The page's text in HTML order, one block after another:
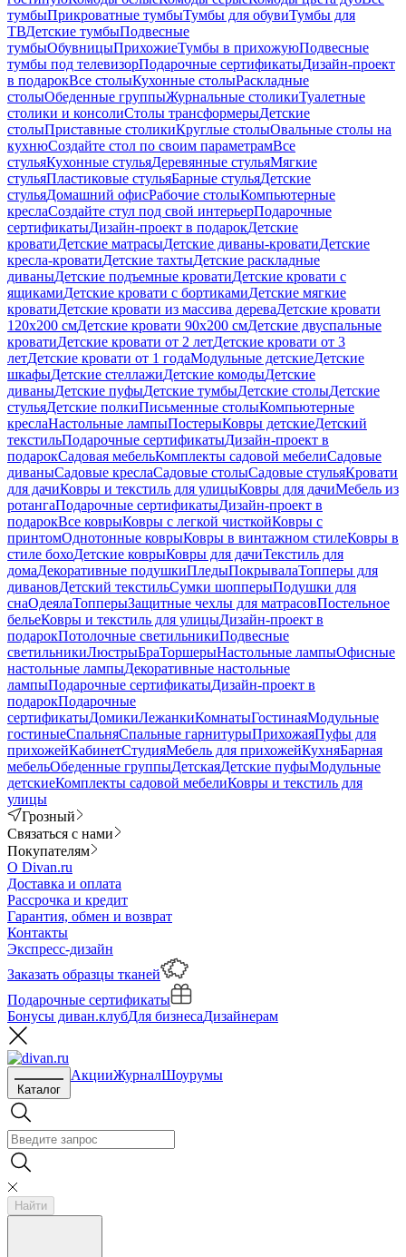
тумбыПрикроватные тумбыТумбы для обувиТумбы для
ТВДетские тумбыПодвесные
тумбыОбувницыПрихожиеТумбы в прихожуюПодвесные
тумбы под телевизорПодарочные сертификатыДизайн-проект
в подарокВсе столыКухонные столыРаскладные
столыОбеденные группыЖурнальные столикиТуалетные
столики и консолиСтолы трансформерыДетские
столыПриставные столикиКруглые столыОвальные столы на
кухнюСоздайте стол по своим параметрамВсе
стульяКухонные стульяДеревянные стульяМягкие
стульяПластиковые стульяБарные стульяДетские
стульяДомашний офисРабочие столыКомпьютерные
креслаСоздайте стул под свой интерьерПодарочные
сертификатыДизайн-проект в подарокДетские
кроватиДетские матрасыДетские диваны-кроватиДетские
кресла-кроватиДетские тахтыДетские раскладные
диваныДетские подъемные кроватиДетские кровати с
ящикамиДетские кровати с бортикамиДетские мягкие
кроватиДетские кровати из массива дереваДетские кровати
120х200 смДетские кровати 90х200 смДетские двуспальные
кроватиДетские кровати от 2 летДетские кровати от 3
летДетские кровати от 1 годаМодульные детскиеДетские
шкафыДетские стеллажиДетские комодыДетские
диваныДетские пуфыДетские тумбыДетские столыДетские
стульяДетские полкиПисьменные столыКомпьютерные
креслаНастольные лампыПостерыКовры детскиеДетский
текстильПодарочные сертификатыДизайн-проект в
подарокСадовая мебельКомплекты садовой мебелиСадовые
диваныСадовые креслаСадовые столыСадовые стульяКровати
для дачиКовры и текстиль для улицыКовры для дачиМебель из
ротангаПодарочные сертификатыДизайн-проект в
подарокВсе коврыКовры с легкой чисткойКовры с
принтомОднотонные коврыКовры в винтажном стилеКовры в
стиле бохоДетские коврыКовры для дачиТекстиль для
домаДекоративные подушкиПледыПокрывалаТопперы для
дивановДетский текстильСумки шопперыПодушки для
снаОдеялаТопперыЗащитные чехлы для матрасовПостельное
бельеКовры и текстиль для улицыДизайн-проект в
подарокПотолочные светильникиПодвесные
светильникиЛюстрыБраТоршерыНастольные лампыОфисные
настольные лампыДекоративные настольные
лампыПодарочные сертификатыДизайн-проект в
подарокПодарочные
сертификатыДомикиЛежанкиКомнатыГостинаяМодульные
гостиныеСпальняСпальные гарнитурыПрихожаяПуфы для
прихожейКабинетСтудияМебель для прихожейКухняБарная
мебельОбеденные группыДетскаяДетские пуфыМодульные
детскиеКомплекты садовой мебелиКовры и текстиль для
улицы
Грозный
Связаться с нами
Покупателям
О Divan.ru
Доставка и оплата
Рассрочка и кредит
Гарантия, обмен и возврат
Контакты
Экспресс-дизайн
Заказать образцы тканей
Подарочные сертификаты
Бонусы диван.клубДля бизнесаДизайнерам
Каталог
АкцииЖурналШоурумы
Найти